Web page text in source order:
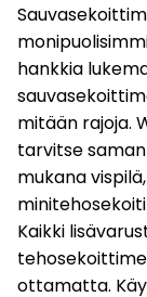
hankkia
mitään rajoja.
tarvitse
mukana
Kaikki
ottamatta.